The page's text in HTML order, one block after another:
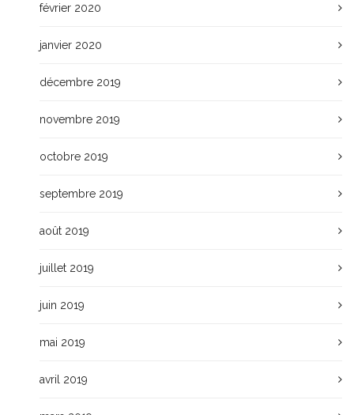
février 2020
janvier 2020
décembre 2019
novembre 2019
octobre 2019
septembre 2019
août 2019
juillet 2019
juin 2019
mai 2019
avril 2019